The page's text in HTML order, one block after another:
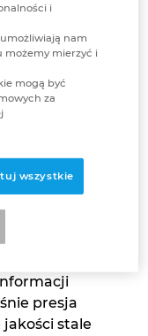
solidnych, a
dla naszego
generalny EPLAN.
złożona -
presja
stale
i
nam
możemy mierzyć i
mogą być
za
wszystkie